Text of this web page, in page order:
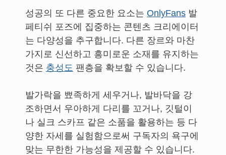
성공의 또 다른 중요한 요소는 OnlyFans 발
페티쉬 포즈에 집중하는 콘텐츠 크리에이터
는 다양성을 추구합니다. 다른 장르와 마찬
가지로 신선하고 흥미로운 소재를 유지하는
것은 충성도 팬층을 확보할 수 있습니다.
발가락을 뾰족하게 세우거나, 발바닥을 강
조하면서 우아하게 다리를 꼬거나, 깃털이
나 실크 스카프 같은 소품을 활용하는 등 다
양한 자세를 실험함으로써 구독자의 욕구에
맞는 무한한 가능성을 제공할 수 있습니다.